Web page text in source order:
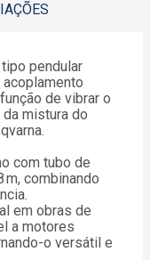
pendular
de vibrar o
mistura do
com tubo de
m, combinando
em obras de
a motores
o versátil e